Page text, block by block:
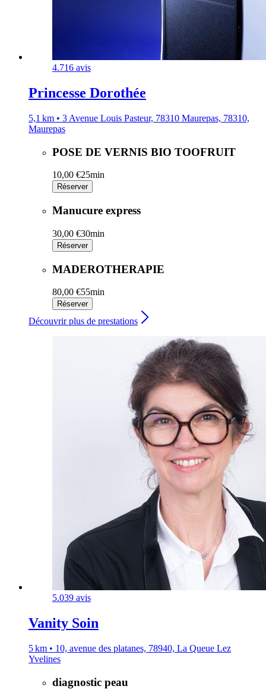
4.716 avis
Princesse Dorothée
5,1 km • 3 Avenue Louis Pasteur, 78310 Maurepas, 78310,
Maurepas
POSE DE VERNIS BIO TOOFRUIT
10,00 €25min
Réserver
Manucure express
30,00 €30min
Réserver
MADEROTHERAPIE
80,00 €55min
Réserver
Découvrir plus de prestations
5.039 avis
Vanity Soin
5 km • 10, avenue des platanes, 78940, La Queue Lez
Yvelines
diagnostic peau